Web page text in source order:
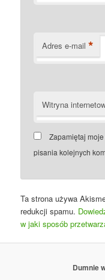
Adres e-mail *
Witryna
Zapamiętaj
pisania kolejnych
Ta strona używa
redukcji spamu.
w jaki sposób
Dumnie